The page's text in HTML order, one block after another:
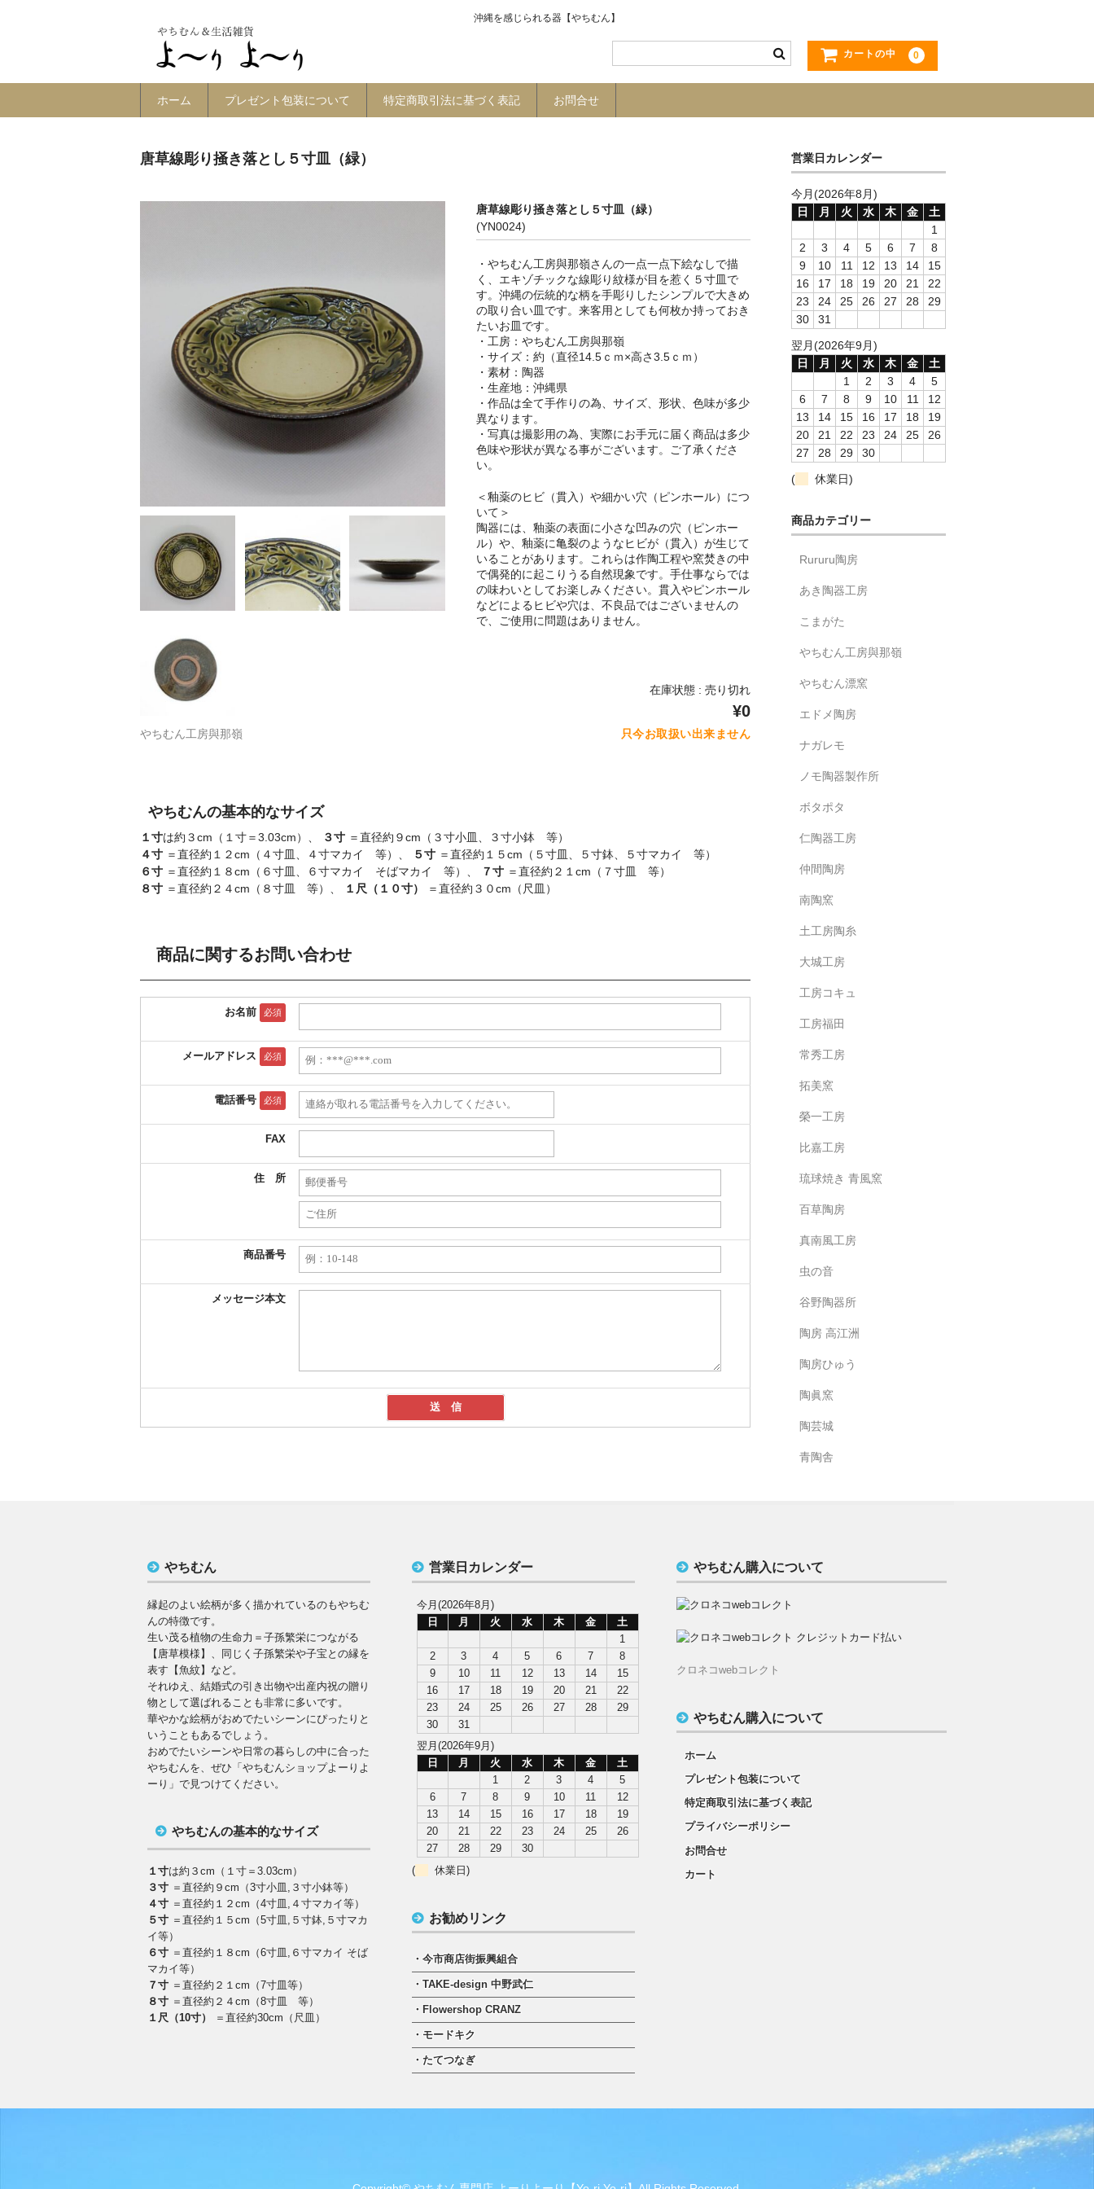
沖縄を感じられる器【やちむん】
カートの中 0
ホーム プレゼント包装について 特定商取引法に基づく表記 お問合せ
唐草線彫り掻き落とし５寸皿（緑）
やちむん工房與那嶺
唐草線彫り掻き落とし５寸皿（緑）
(YN0024)
・やちむん工房與那嶺さんの一点一点下絵なしで描
く、エキゾチックな線彫り紋様が目を惹く５寸皿で
す。沖縄の伝統的な柄を手彫りしたシンプルで大きめ
の取り合い皿です。来客用としても何枚か持っておき
たいお皿です。
・工房：やちむん工房與那嶺
・サイズ：約（直径14.5ｃｍ×高さ3.5ｃｍ）
・素材：陶器
・生産地：沖縄県
・作品は全て手作りの為、サイズ、形状、色味が多少
異なります。
・写真は撮影用の為、実際にお手元に届く商品は多少
色味や形状が異なる事がございます。ご了承くださ
い。
＜釉薬のヒビ（貫入）や細かい穴（ピンホール）につ
いて＞
陶器には、釉薬の表面に小さな凹みの穴（ピンホー
ル）や、釉薬に亀裂のようなヒビが（貫入）が生じて
いることがあります。これらは作陶工程や窯焚きの中
で偶発的に起こりうる自然現象です。手仕事ならでは
の味わいとしてお楽しみください。貫入やピンホール
などによるヒビや穴は、不良品ではございませんの
で、ご使用に問題はありません。
在庫状態 : 売り切れ
¥0
只今お取扱い出来ません
やちむんの基本的なサイズ
１寸は約３cm（１寸＝3.03cm）、 ３寸 ＝直径約９cm（３寸小皿、３寸小鉢 等）
４寸 ＝直径約１２cm（４寸皿、４寸マカイ 等）、 ５寸 ＝直径約１５cm（５寸皿、５寸鉢、５寸マカイ 等）
６寸 ＝直径約１８cm（６寸皿、６寸マカイ そばマカイ 等）、 ７寸 ＝直径約２１cm（７寸皿 等）
８寸 ＝直径約２４cm（８寸皿 等）、 １尺（１０寸） ＝直径約３０cm（尺皿）
商品に関するお問い合わせ
お名前 必須
メールアドレス 必須
電話番号 必須
FAX
住 所
商品番号
メッセージ本文
営業日カレンダー
今月(2026年8月)
日
月 火 水 木 金
土
1
2
3 4 5 6 7
8
9
10 11 12 13 14
15
16
17 18 19 20 21
22
23
24 25 26 27 28
29
30
31
翌月(2026年9月)
日
月 火 水 木 金
土
1
2 3 4
5
6
7 8 9 10 11
12
13
14 15 16 17 18
19
20
21 22 23 24 25
26
27
28 29
30
(
休業日)
商品カテゴリー
Rururu陶房
あき陶器工房
こまがた
やちむん工房與那嶺
やちむん漂窯
エドメ陶房
ナガレモ
ノモ陶器製作所
ボタポタ
仁陶器工房
仲間陶房
南陶窯
土工房陶糸
大城工房
工房コキュ
工房福田
常秀工房
拓美窯
榮一工房
比嘉工房
琉球焼き 青風窯
百草陶房
真南風工房
虫の音
谷野陶器所
陶房 高江洲
陶房ひゅう
陶眞窯
陶芸城
青陶舎
やちむん
縁起のよい絵柄が多く描かれているのもやちむ
んの特徴です。
生い茂る植物の生命力＝子孫繁栄につながる
【唐草模様】、同じく子孫繁栄や子宝との縁を
表す【魚紋】など。
それゆえ、結婚式の引き出物や出産内祝の贈り
物として選ばれることも非常に多いです。
華やかな絵柄がおめでたいシーンにぴったりと
いうこともあるでしょう。
おめでたいシーンや日常の暮らしの中に合った
やちむんを、ぜひ「やちむんショップよーりよ
ーり」で見つけてください。
やちむんの基本的なサイズ
１寸は約３cm（１寸＝3.03cm）
３寸 ＝直径約９cm（3寸小皿,３寸小鉢等）
４寸 ＝直径約１２cm（4寸皿,４寸マカイ等）
５寸 ＝直径約１５cm（5寸皿,５寸鉢,５寸マカ
イ等）
６寸 ＝直径約１８cm（6寸皿,６寸マカイ そば
マカイ等）
７寸 ＝直径約２１cm（7寸皿等）
８寸 ＝直径約２４cm（8寸皿 等）
１尺（10寸）
＝直径約30cm（尺皿）
営業日カレンダー
今月(2026年8月)
日
月 火 水 木 金
土
1
2
3 4 5 6 7
8
9
10 11 12 13 14
15
16
17 18 19 20 21
22
23
24 25 26 27 28
29
30
31
翌月(2026年9月)
日
月 火 水 木 金
土
1
2 3 4
5
6
7 8 9 10 11
12
13
14 15 16 17 18
19
20
21 22 23 24 25
26
27
28 29
30
(
休業日)
お勧めリンク
・今市商店街振興組合
・TAKE-design 中野武仁
・Flowershop CRANZ
・モードキク
・たてつなぎ
やちむん購入について
クロネコwebコレクト
やちむん購入について
ホーム
プレゼント包装について
特定商取引法に基づく表記
プライバシーポリシー
お問合せ
カート